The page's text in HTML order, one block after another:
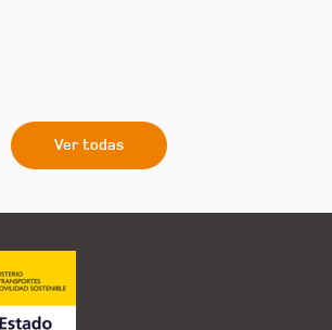
Ver todas